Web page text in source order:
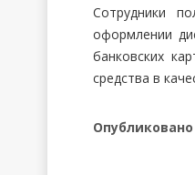
Сотрудники
оформлении
банковских
средства в
Опубликовано